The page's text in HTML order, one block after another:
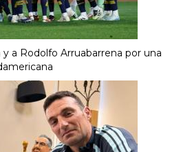
a Rodolfo Arruabarrena por una